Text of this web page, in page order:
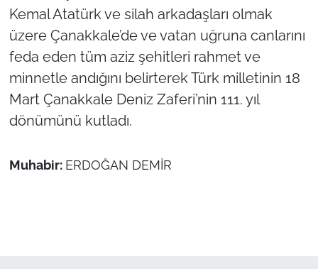
Kemal Atatürk ve silah arkadaşları olmak
üzere Çanakkale’de ve vatan uğruna canlarını
feda eden tüm aziz şehitleri rahmet ve
minnetle andığını belirterek Türk milletinin 18
Mart Çanakkale Deniz Zaferi’nin 111. yıl
dönümünü kutladı.
Muhabir: ERDOĞAN DEMİR